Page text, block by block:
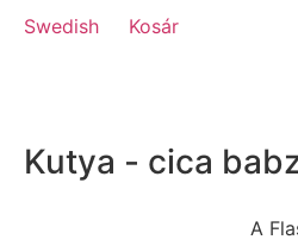
Swedish Kosár
Kutya - cica
A